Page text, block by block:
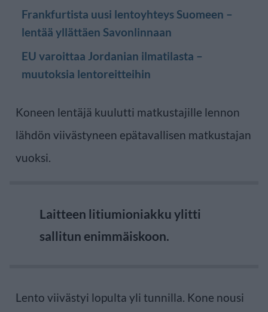
Frankfurtista uusi lentoyhteys Suomeen –
lentää yllättäen Savonlinnaan
EU varoittaa Jordanian ilmatilasta –
muutoksia lentoreitteihin
Koneen lentäjä kuulutti matkustajille lennon
lähdön viivästyneen epätavallisen matkustajan
vuoksi.
Laitteen litiumioniakku ylitti
sallitun enimmäiskoon.
Lento viivästyi lopulta yli tunnilla. Kone nousi